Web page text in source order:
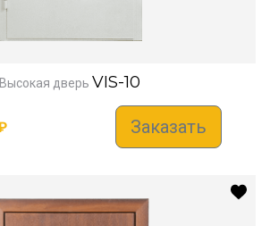
Высокая дверь VIS-10
Заказать